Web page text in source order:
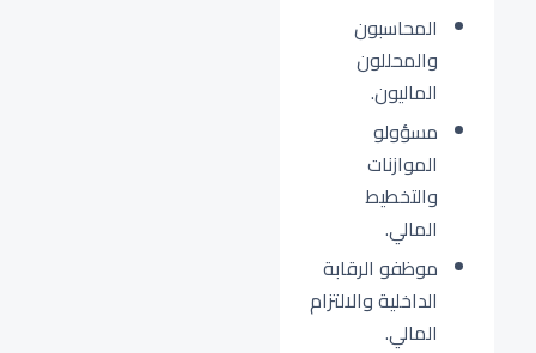
المحاسبون
والمحللون
الماليون.
مسؤولو
الموازنات
والتخطيط
المالي.
موظفو الرقابة
الداخلية والالتزام
المالي.